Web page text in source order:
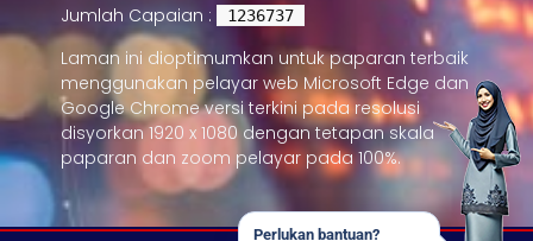
Perlukan bantuan?
Jumlah Capaian : 1236737
Laman ini dioptimumkan untuk paparan terbaik
menggunakan pelayar web Microsoft Edge dan
Google Chrome versi terkini pada resolusi
disyorkan 1920 x 1080 dengan tetapan skala
paparan dan zoom pelayar pada 100%.